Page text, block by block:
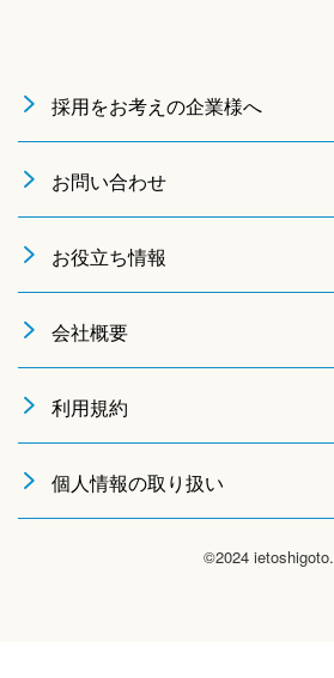
採用をお考えの企業様へ
お問い合わせ
お役立ち情報
会社概要
利用規約
個人情報の取り扱い
©2024 ietoshigoto.